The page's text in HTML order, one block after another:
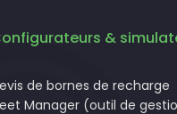
&
de bornes de recharge
Manager (outil de